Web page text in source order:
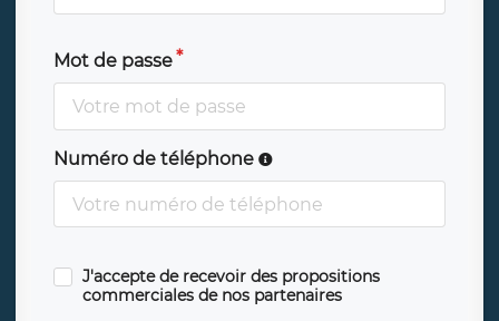
Mot de passe
Numéro de téléphone
J'accepte de recevoir des propositions
commerciales de nos partenaires